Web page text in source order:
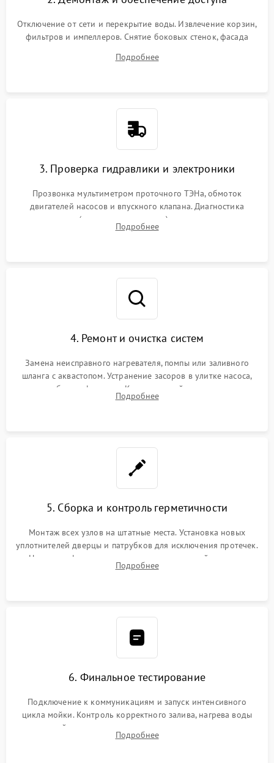
Отключение от сети и перекрытие воды. Извлечение корзин,
фильтров и импеллеров. Снятие боковых стенок, фасада
циркуляционному насосу, ТЭНу и сливной помпе.
Подробнее
3. Проверка гидравлики и электроники
Прозвонка мультиметром проточного ТЭНа, обмоток
двигателей насосов и впускного клапана. Диагностика
прессостата (датчика уровня воды), датчика мутности,
концевика дверцы и электронного модуля управления.
Подробнее
4. Ремонт и очистка систем
Замена неисправного нагревателя, помпы или заливного
шланга с аквастопом. Устранение засоров в улитке насоса,
патрубках и фильтрах. Компонентный ремонт платы
управления, восстановление поврежденной проводки.
Подробнее
5. Сборка и контроль герметичности
Монтаж всех узлов на штатные места. Установка новых
уплотнителей дверцы и патрубков для исключения протечек.
Надежная фиксация хомутов гидравлической системы,
сборка корпуса и установка датчика поплавка.
Подробнее
6. Финальное тестирование
Подключение к коммуникациям и запуск интенсивного
цикла мойки. Контроль корректного залива, нагрева воды
до нужной температуры, отсутствия посторонних шумов,
штатного слива и абсолютной сухости в поддоне.
Подробнее